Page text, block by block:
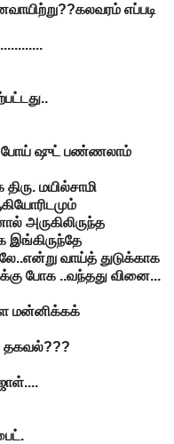
எப்படி
போய் ஷுட் பண்ணலாம்
மயில்சாமி
அருகிலிருந்த
இங்கிருந்தே
வாய்த் துடுக்காக
போக ..வந்தது வினை...
மன்னிக்கக்
தகவல்???